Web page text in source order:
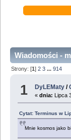
Wiadomości -
Strony: [1]2 3 ...914
1 DyLEMaty /
«dnia: Lipca
Cytat: Terminus w
Mnie kosmos jako